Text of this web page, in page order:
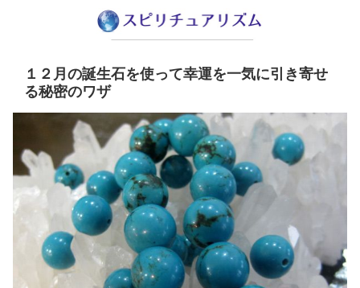
１２月の誕生石を使って幸運を一気に引き寄せ
る秘密のワザ